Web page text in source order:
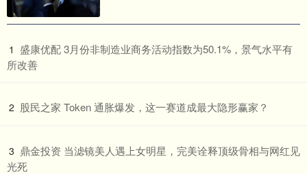
1 ​盛康优配 3月份非制造业商务活动指数为50.1%，景气水平有
所改善
2 ​股民之家 Token 通胀爆发，这一赛道成最大隐形赢家？
3 ​鼎金投资 当滤镜美人遇上女明星，完美诠释顶级骨相与网红见
光死